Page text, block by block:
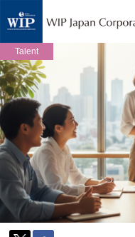
Talent